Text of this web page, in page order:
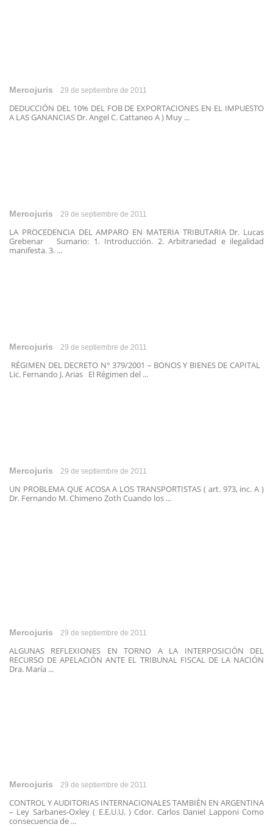
Mercojuris 29 de septiembre de 2011
DEDUCCIÓN DEL 10% DEL FOB DE EXPORTACIONES EN EL IMPUESTO
A LAS GANANCIAS Dr. Angel C. Cattaneo A ) Muy ...
Mercojuris 29 de septiembre de 2011
LA PROCEDENCIA DEL AMPARO EN MATERIA TRIBUTARIA Dr. Lucas
Grebenar Sumario: 1. Introducción. 2. Arbitrariedad e ilegalidad
manifesta. 3. ...
Mercojuris 29 de septiembre de 2011
RÉGIMEN DEL DECRETO N° 379/2001 – BONOS Y BIENES DE CAPITAL
Lic. Fernando J. Arias El Régimen del ...
Mercojuris 29 de septiembre de 2011
UN PROBLEMA QUE ACOSA A LOS TRANSPORTISTAS ( art. 973, inc. A )
Dr. Fernando M. Chimeno Zoth Cuando los ...
Mercojuris 29 de septiembre de 2011
ALGUNAS REFLEXIONES EN TORNO A LA INTERPOSICIÓN DEL
RECURSO DE APELACIÓN ANTE EL TRIBUNAL FISCAL DE LA NACIÓN
Dra. María ...
Mercojuris 29 de septiembre de 2011
CONTROL Y AUDITORIAS INTERNACIONALES TAMBIÉN EN ARGENTINA
– Ley Sarbanes-Oxley ( E.E.U.U. ) Cdor. Carlos Daniel Lapponi Como
consecuencia de ...